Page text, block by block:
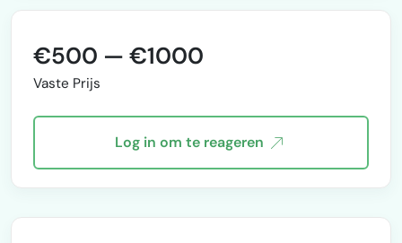
€500 — €1000
Vaste Prijs
Log in om te reageren